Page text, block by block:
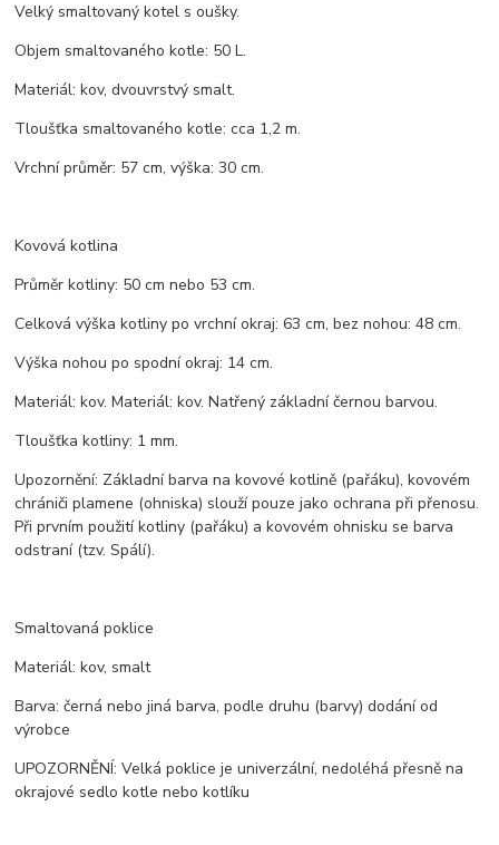
Velký smaltovaný kotel s oušky.
Objem smaltovaného kotle: 50 L.
Materiál: kov, dvouvrstvý smalt.
Tloušťka smaltovaného kotle: cca 1,2 m.
Vrchní průměr: 57 cm, výška: 30 cm.
Kovová kotlina
Průměr kotliny: 50 cm nebo 53 cm.
Celková výška kotliny po vrchní okraj: 63 cm, bez nohou: 48 cm.
Výška nohou po spodní okraj: 14 cm.
Materiál: kov. Materiál: kov. Natřený základní černou barvou.
Tloušťka kotliny: 1 mm.
Upozornění: Základní barva na kovové kotlině (pařáku), kovovém
chrániči plamene (ohniska) slouží pouze jako ochrana při přenosu.
Při prvním použití kotliny (pařáku) a kovovém ohnisku se barva
odstraní (tzv. Spálí).
Smaltovaná poklice
Materiál: kov, smalt
Barva: černá nebo jiná barva, podle druhu (barvy) dodání od
výrobce
UPOZORNĚNÍ: Velká poklice je univerzální, nedoléhá přesně na
okrajové sedlo kotle nebo kotlíku